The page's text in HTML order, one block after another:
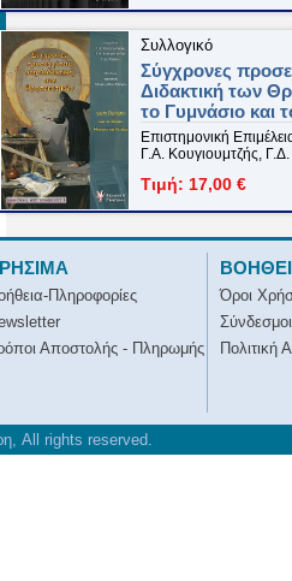
Συλλογικό
Σύγχρονες
Διδακτική των
το Γυμνάσιο και
Επιστημονική
Γ.Α. Κουγιουμτζής,
Τιμή: 17,00 €
Πληροφορίες
Αποστολής - Πληρωμής
Όροι
Σύνδεσμοι
Πολιτική
All rights reserved.